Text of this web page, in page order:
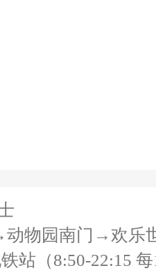
动物园南门→欢乐
站（8:50-22:15